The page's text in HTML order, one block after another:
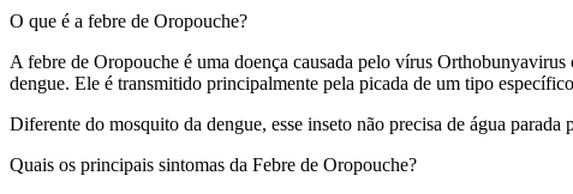
O que é a febre de Oropouche?
A febre de Oropouche é uma doença causada pelo vírus
dengue. Ele é transmitido principalmente pela picada de um tipo
Diferente do mosquito da dengue, esse inseto não precisa de água
Quais os principais sintomas da Febre de Oropouche?